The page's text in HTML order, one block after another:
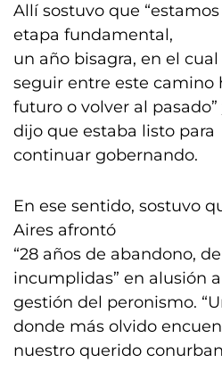
Allí sostuvo que
etapa fundamental,
un año bisagra, en el
seguir entre este camino
futuro o volver al
dijo que estaba listo para
continuar gobernando.
En ese sentido, sostuvo
Aires afrontó
“28 años de abandono,
incumplidas” en alusión
gestión del peronismo.
donde más olvido
nuestro querido